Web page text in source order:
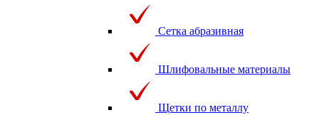
Сетка абразивная
Шлифовальные материалы
Щетки по металлу